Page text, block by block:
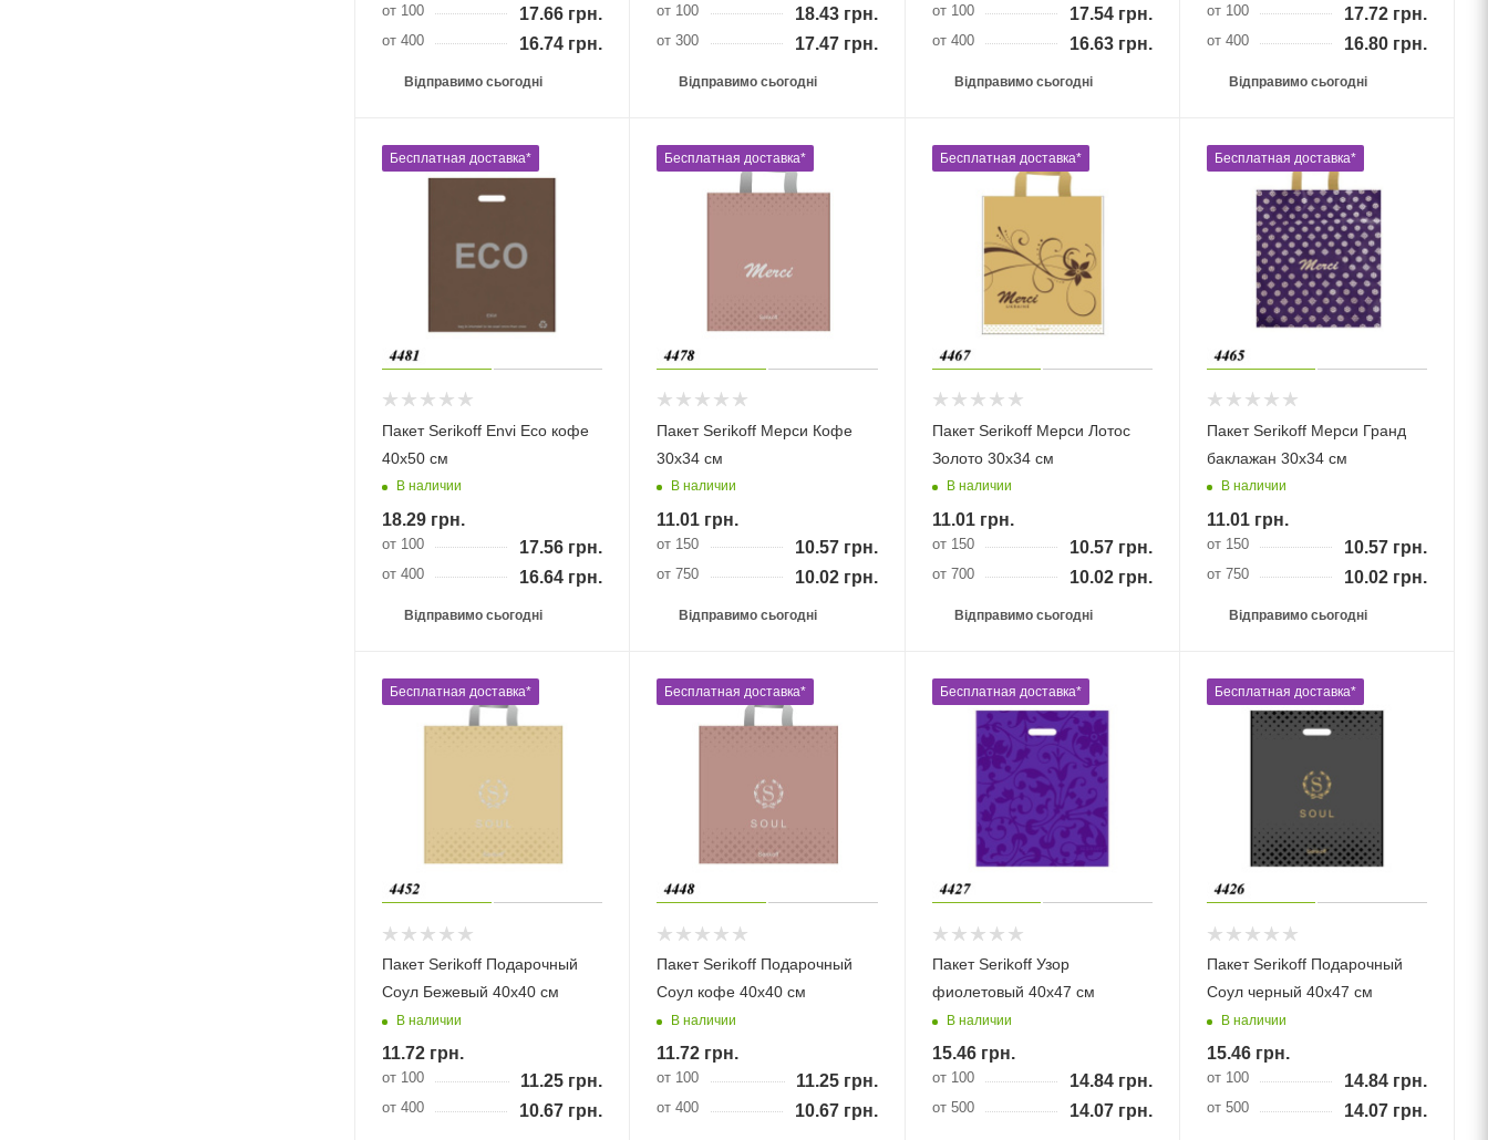
от 100 17.66 грн.
от 400 16.74 грн.
Відправимо сьогодні
от 100 18.43грн.
от 300 17.47грн.
Відправимо сьогодні
от 100 17.54грн.
от 400 16.63грн.
Відправимо сьогодні
от 100 17.72 грн.
от 400 16.80 грн.
Відправимо сьогодні
Бесплатная доставка*
Пакет Serikoff Envi Eco кофе
40х50 см
В наличии
18.29 грн.
от 100 17.56 грн.
от 400 16.64 грн.
Відправимо сьогодні
Бесплатная доставка*
Пакет Serikoff Мерси Кофе
30х34 см
В наличии
11.01 грн.
от 150 10.57грн.
от 750 10.02грн.
Відправимо сьогодні
Бесплатная доставка*
Пакет Serikoff Мерси Лотос
Золото 30х34 см
В наличии
11.01грн.
от 150 10.57грн.
от 700 10.02грн.
Відправимо сьогодні
Бесплатная доставка*
Пакет Serikoff Мерси Гранд
баклажан 30х34 см
В наличии
11.01грн.
от 150 10.57 грн.
от 750 10.02 грн.
Відправимо сьогодні
Бесплатная доставка*
Пакет Serikoff Подарочный
Соул Бежевый 40х40 см
В наличии
11.72 грн.
от 100 11.25 грн.
от 400 10.67 грн.
Бесплатная доставка*
Пакет Serikoff Подарочный
Соул кофе 40х40 см
В наличии
11.72 грн.
от 100 11.25грн.
от 400 10.67грн.
Бесплатная доставка*
Пакет Serikoff Узор
фиолетовый 40х47 см
В наличии
15.46грн.
от 100 14.84грн.
от 500 14.07грн.
Бесплатная доставка*
Пакет Serikoff Подарочный
Соул черный 40х47 см
В наличии
15.46грн.
от 100 14.84 грн.
от 500 14.07 грн.